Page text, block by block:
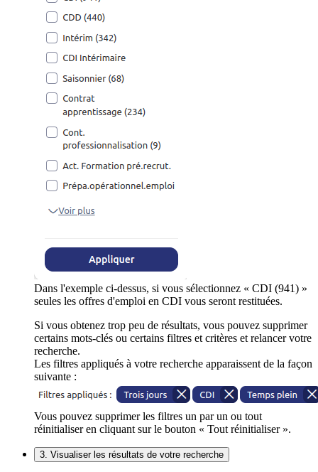
Dans l'exemple ci-dessus, si vous sélectionnez « CDI (941) »
seules les offres d'emploi en CDI vous seront restituées.
Si vous obtenez trop peu de résultats, vous pouvez supprimer
certains mots-clés ou certains filtres et critères et relancer votre
recherche.
Les filtres appliqués à votre recherche apparaissent de la façon
suivante :
Vous pouvez supprimer les filtres un par un ou tout
réinitialiser en cliquant sur le bouton « Tout réinitialiser ».
3. Visualiser les résultats de votre recherche